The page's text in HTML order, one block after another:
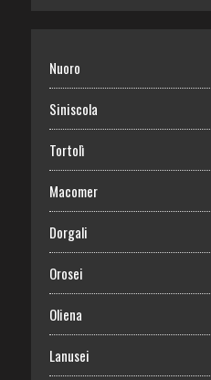
Nuoro
Siniscola
Tortolì
Macomer
Dorgali
Orosei
Oliena
Lanusei